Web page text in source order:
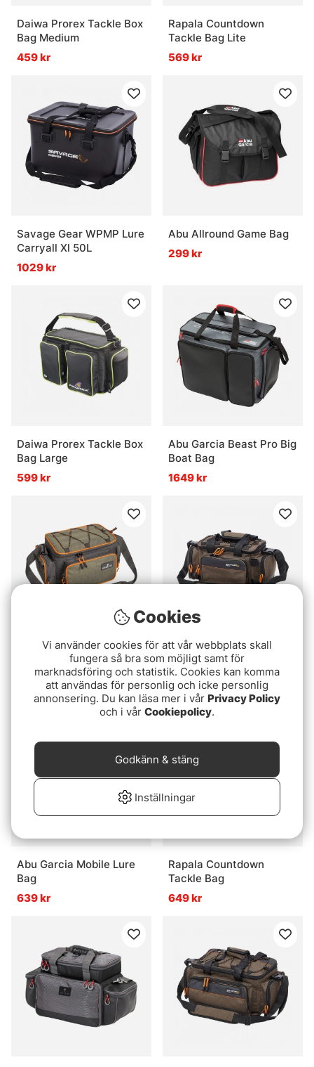
Daiwa Prorex Tackle Box
Bag Medium
459 kr
Rapala Countdown
Tackle Bag Lite
569 kr
Savage Gear WPMP Lure
Carryall Xl 50L
1029 kr
Abu Allround Game Bag
299 kr
Daiwa Prorex Tackle Box
Bag Large
599 kr
Abu Garcia Beast Pro Big
Boat Bag
1649 kr
Kinetic Lure Bag Medium
2 Box System
38x24x19cm
499 kr
Savage Gear Specialist
Soft Lure Bag 1 Box 10
Bags 21x38x22cm 10L
599 kr
Abu Garcia Mobile Lure
Bag
639 kr
Rapala Countdown
Tackle Bag
649 kr
Cookies
Vi använder cookies för att vår webbplats skall
fungera så bra som möjligt samt för
marknadsföring och statistik. Cookies kan komma
att användas för personlig och icke personlig
annonsering. Du kan läsa mer i vår Privacy Policy
och i vår Cookiepolicy.
Inställningar
Godkänn & stäng